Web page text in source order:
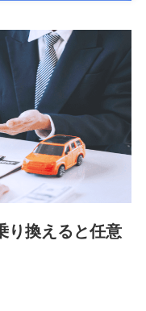
kailash.co.jp/)
www.i-
www.sbipet-
会社
社
り換えると任意